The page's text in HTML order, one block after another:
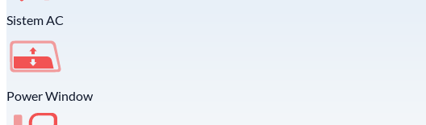
Sistem AC
Power Window